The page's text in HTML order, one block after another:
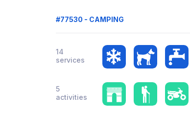
#77530 - CAMPING
14
services
5
activities